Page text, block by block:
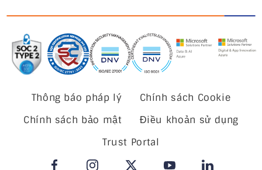
Thông báo pháp lý
Chính sách Cookie
Chính sách bảo mật
Điều khoản sử dụng
Trust Portal